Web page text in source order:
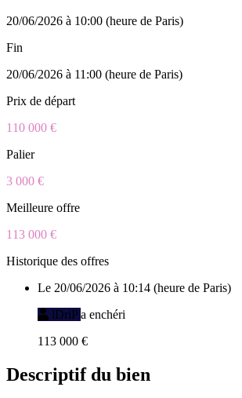
20/06/2026 à 10:00 (heure de Paris)
Fin
20/06/2026 à 11:00 (heure de Paris)
Prix de départ
110 000 €
Palier
3 000 €
Meilleure offre
113 000 €
Historique des offres
Le 20/06/2026 à 10:14 (heure de Paris)
lDriP a enchéri
113 000 €
Descriptif du bien